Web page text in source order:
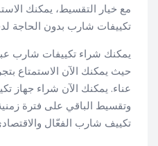
مع خيار التقسيط، يمكنك
تكييفات شارب بدون الحاجة
يمكنك شراء تكييفات شارب
حيث يمكنك الآن الاستمتاع
عناء. يمكنك الآن شراء جهاز
وتقسيط الباقي على فترة
تكييف شارب الفعّال